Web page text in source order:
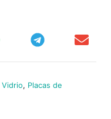
Vidrio, Placas de